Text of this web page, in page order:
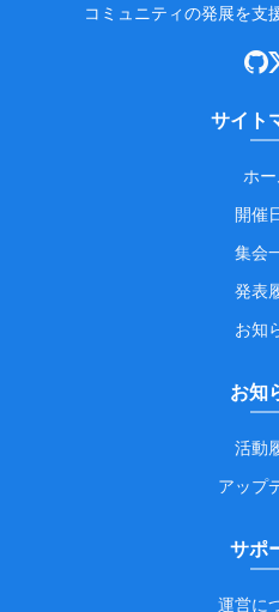
コミュニティの発展を支
サイト
ホ
開催
集会
発表
お知
お知
活動
アップ
サポ
運営に